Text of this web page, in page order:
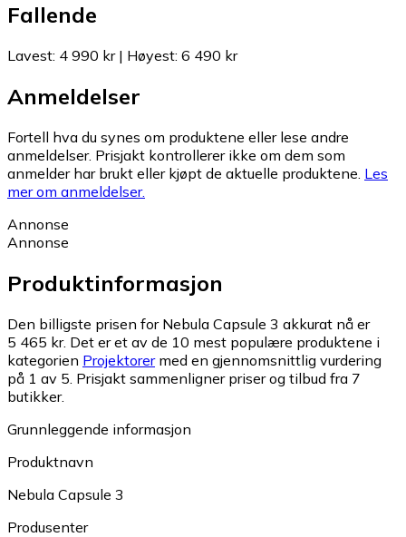
Fallende
Lavest: 4 990 kr| Høyest: 6 490 kr
Anmeldelser
Fortell hva du synes om produktene eller lese andre
anmeldelser. Prisjakt kontrollerer ikke om dem som
anmelder har brukt eller kjøpt de aktuelle produktene. Les
mer om anmeldelser.
Annonse
Annonse
Produktinformasjon
Den billigste prisen for Nebula Capsule 3 akkurat nå er
5 465 kr. Det er et av de 10 mest populære produktene i
kategorien Projektorermed en gjennomsnittlig vurdering
på 1 av 5. Prisjakt sammenligner priser og tilbud fra 7
butikker.
Grunnleggende informasjon
Produktnavn
Nebula Capsule 3
Produsenter